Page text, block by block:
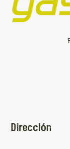
Dirección